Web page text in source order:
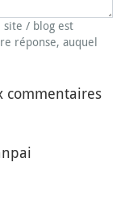
/ blog est
réponse, auquel
commentaires